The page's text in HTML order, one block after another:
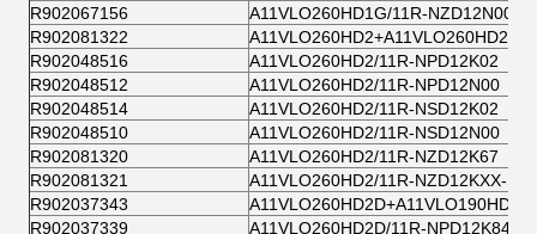
R902067156
A11VLO260HD1G/11R-NZD12N00
R902081322
R902048516
A11VLO260HD2/11R-NPD12K02
R902048512
A11VLO260HD2/11R-NPD12N00
R902048514
A11VLO260HD2/11R-NSD12K02
R902048510
A11VLO260HD2/11R-NSD12N00
R902081320
A11VLO260HD2/11R-NZD12K67
R902081321
A11VLO260HD2/11R-NZD12KXX-S
R902037343
A11VLO260HD2D+A11VLO190HD2D
R902037339
A11VLO260HD2D/11R-NPD12K84